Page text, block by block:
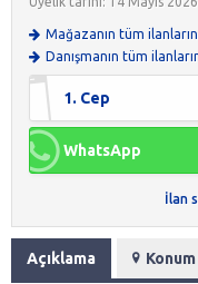
Mağazanın tüm
Danışmanın tüm
1. Cep
WhatsApp
İlan
Açıklama Konum